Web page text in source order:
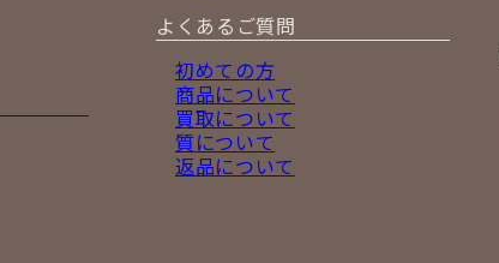
よくあるご質問
初めての方
商品について
買取について
質について
返品について